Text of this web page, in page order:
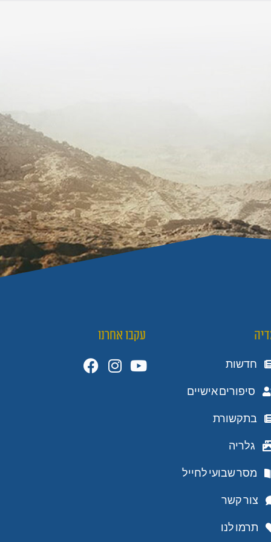
חדשות
סיפורים אישיים
בתקשורת
גלריה
מסר שבועי לחייל
צור קשר
תרמו לנו
עקבו אחרנו